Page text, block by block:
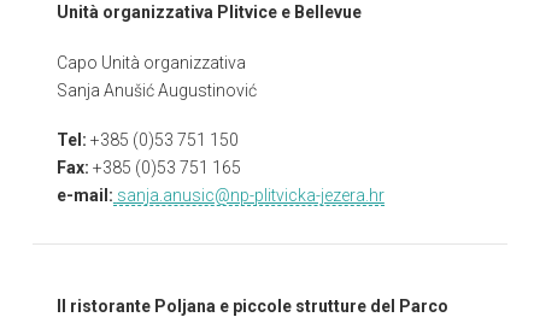
Unità organizzativa Plitvice e Bellevue
Capo Unità organizzativa
Sanja Anušić Augustinović
Tel: +385 (0)53 751 150
Fax: +385 (0)53 751 165
e-mail: sanja.anusic@np-plitvicka-jezera.hr
Il ristorante Poljana e piccole strutture del Parco